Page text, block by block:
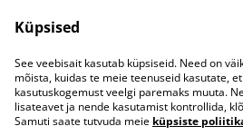
Müügitingimused
Küpsised
B2B
Küpsised
See veebisait kasutab küpsiseid. Need on
mõista, kuidas te meie teenuseid kasutate,
kasutuskogemust veelgi paremaks muuta.
lisateavet ja nende kasutamist kontrollida,
Samuti saate tutvuda meie küpsiste